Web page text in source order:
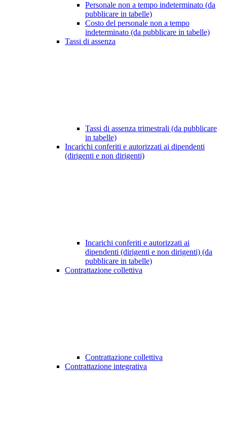
Personale non a tempo indeterminato (da
pubblicare in tabelle)
Costo del personale non a tempo
indeterminato (da pubblicare in tabelle)
Tassi di assenza
Tassi di assenza trimestrali (da pubblicare
in tabelle)
Incarichi conferiti e autorizzati ai dipendenti
(dirigenti e non dirigenti)
Incarichi conferiti e autorizzati ai
dipendenti (dirigenti e non dirigenti) (da
pubblicare in tabelle)
Contrattazione collettiva
Contrattazione collettiva
Contrattazione integrativa